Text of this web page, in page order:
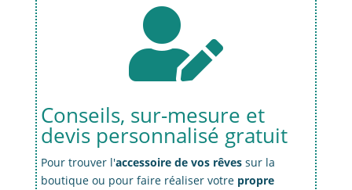

Conseils, sur-mesure et
devis personnalisé gratuit
Pour trouver l'accessoire de vos rêvessur la
boutique ou pour faire réaliser votre propre